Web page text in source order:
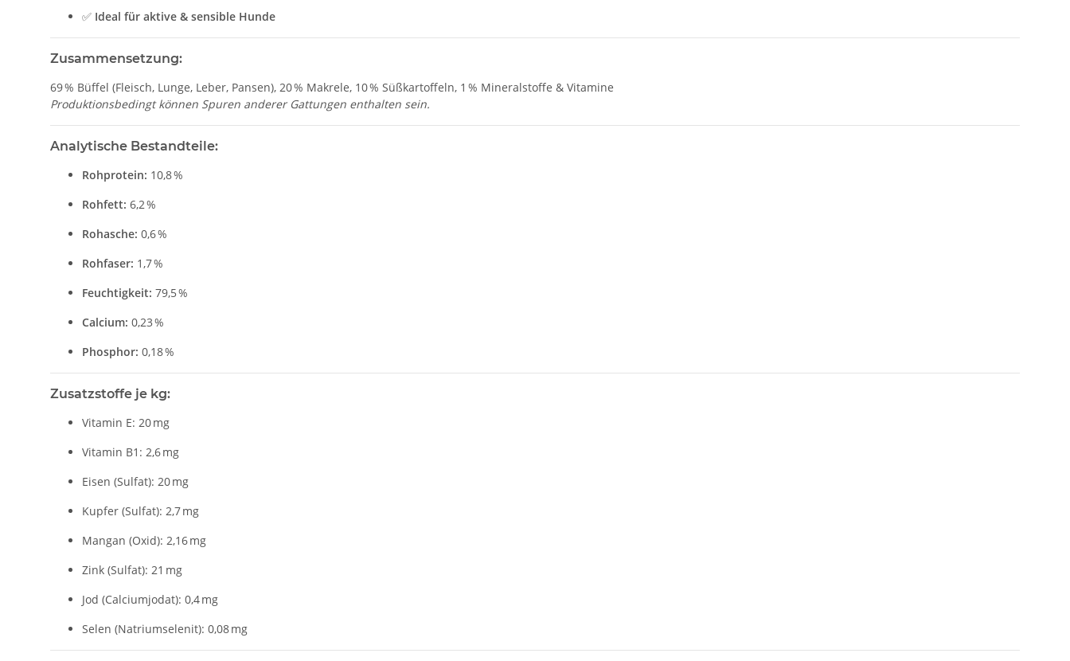
✅ Ideal für aktive & sensible Hunde
Zusammensetzung:
69 % Büffel (Fleisch, Lunge, Leber, Pansen), 20 % Makrele, 10 % Süßkartoffeln, 1 % Mineralstoffe & Vitamine
Produktionsbedingt können Spuren anderer Gattungen enthalten sein.
Analytische Bestandteile:
Rohprotein: 10,8 %
Rohfett: 6,2 %
Rohasche: 0,6 %
Rohfaser: 1,7 %
Feuchtigkeit: 79,5 %
Calcium: 0,23 %
Phosphor: 0,18 %
Zusatzstoffe je kg:
Vitamin E: 20 mg
Vitamin B1: 2,6 mg
Eisen (Sulfat): 20 mg
Kupfer (Sulfat): 2,7 mg
Mangan (Oxid): 2,16 mg
Zink (Sulfat): 21 mg
Jod (Calciumjodat): 0,4 mg
Selen (Natriumselenit): 0,08 mg